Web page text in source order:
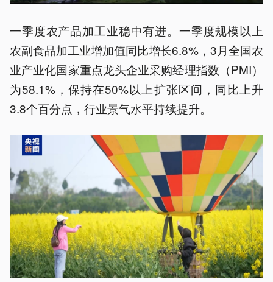
一季度农产品加工业稳中有进。一季度规模以上
农副食品加工业增加值同比增长6.8%，3月全国农
业产业化国家重点龙头企业采购经理指数（PMI）
为58.1%，保持在50%以上扩张区间，同比上升
3.8个百分点，行业景气水平持续提升。